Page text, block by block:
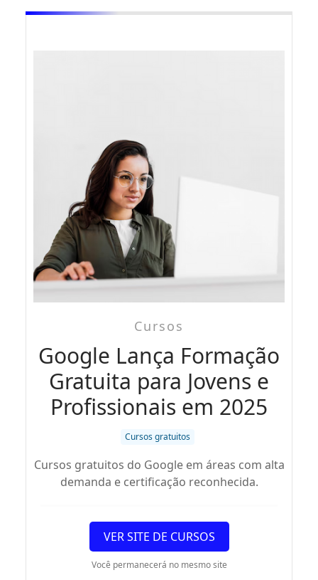
Cursos
Google Lança Formação
Gratuita para Jovens e
Profissionais em 2025
Cursos gratuitos
Cursos gratuitos do Google em áreas com alta
demanda e certificação reconhecida.
VER SITE DE CURSOS
Você permanecerá no mesmo site